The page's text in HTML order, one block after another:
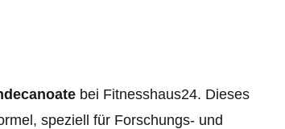
bei Fitnesshaus24. Dieses
speziell für Forschungs- und